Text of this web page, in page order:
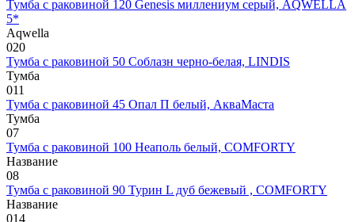
Тумба с раковиной 120 Genesis миллениум серый, AQWELLA
5*
Aqwella
020
Тумба с раковиной 50 Соблазн черно-белая, LINDIS
Тумба
011
Тумба с раковиной 45 Опал П белый, АкваМаста
Тумба
07
Тумба с раковиной 100 Неаполь белый, COMFORTY
Название
08
Тумба с раковиной 90 Турин L дуб бежевый , COMFORTY
Название
014